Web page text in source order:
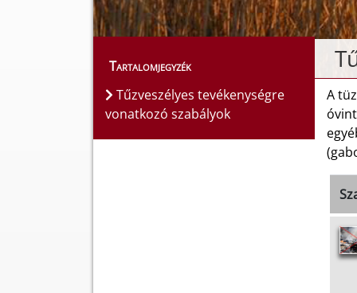
Tartalomjegyzék
Tűzveszélyes tevékenységre
vonatkozó szabályok
A